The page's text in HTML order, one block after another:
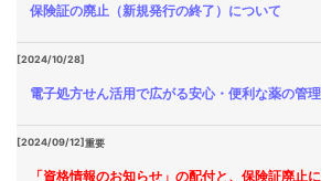
保険証の廃止（新規発行の終了）について
[2024/10/28]
電子処方せん活用で広がる安心・便利な薬の管
[2024/09/12]重要
「資格情報のお知らせ」の配付と、保険証廃止